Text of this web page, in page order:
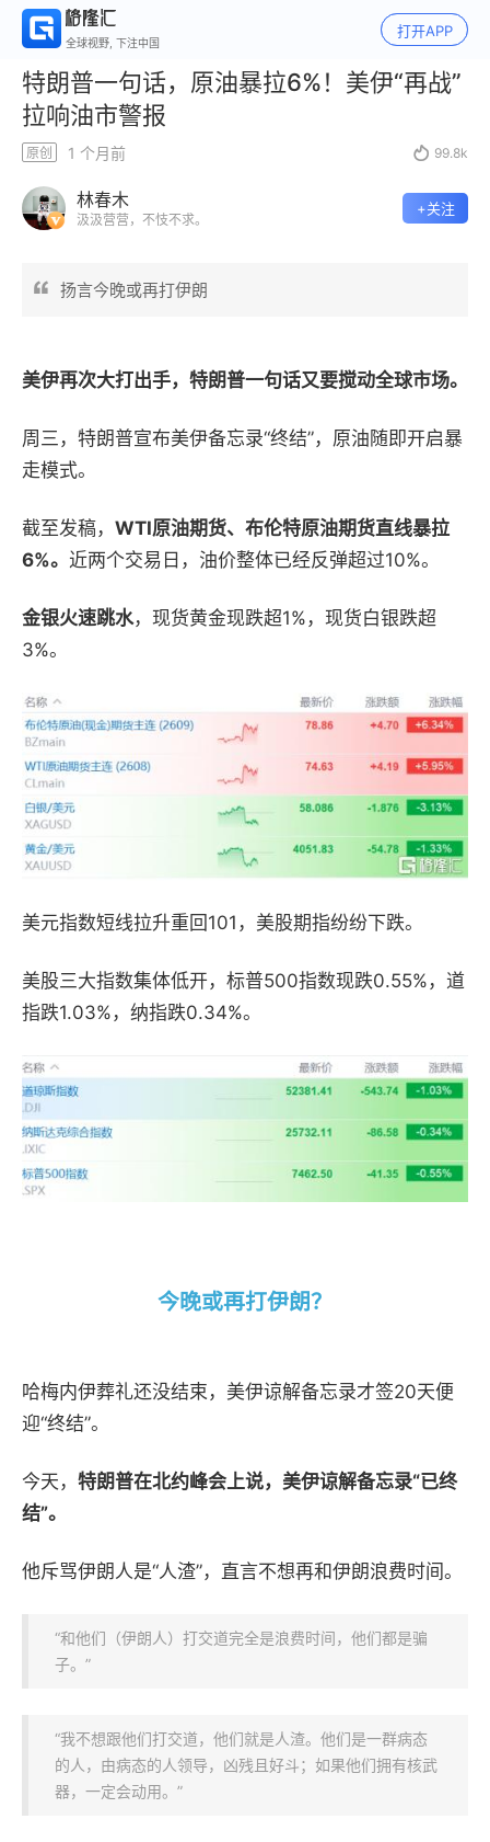
全球视野, 下注中国
打开APP
特朗普一句话，原油暴拉6%！美伊“再战”
拉响油市警报
原创 1 个月前  99.8k
林春木
汲汲营营，不忮不求。
+关注
扬言今晚或再打伊朗
美伊再次大打出手，特朗普一句话又要搅动全球市场。
周三，特朗普宣布美伊备忘录“终结”，原油随即开启暴
走模式。
截至发稿， WTI原油期货、布伦特原油期货直线暴拉
6%。 近两个交易日，油价整体已经反弹超过10%。
金银火速跳水，现货黄金现跌超1%，现货白银跌超
3%。
美元指数短线拉升重回101，美股期指纷纷下跌。
美股三大指数集体低开，标普500指数现跌0.55%，道
指跌1.03%，纳指跌0.34%。
今晚或再打伊朗？
哈梅内伊葬礼还没结束，美伊谅解备忘录才签20天便
迎“终结”。
今天， 特朗普在北约峰会上说，美伊谅解备忘录“已终
结”。
他斥骂伊朗人是“人渣”， 直言不想再和伊朗浪费时间。
“和他们（伊朗人）打交道完全是浪费时间，他们都是骗
子。 ”
“我不想跟他们打交道，他们就是人渣。他们是一群病态
的人，由病态的人领导，凶残且好斗；如果他们拥有核武
器，一定会动用。”